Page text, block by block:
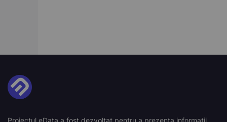
Proiectul eData a fost dezvoltat pentru a prezenta informații